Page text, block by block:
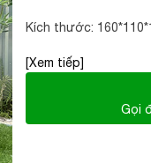
Kích thước:
[Xem tiếp]
Gọi